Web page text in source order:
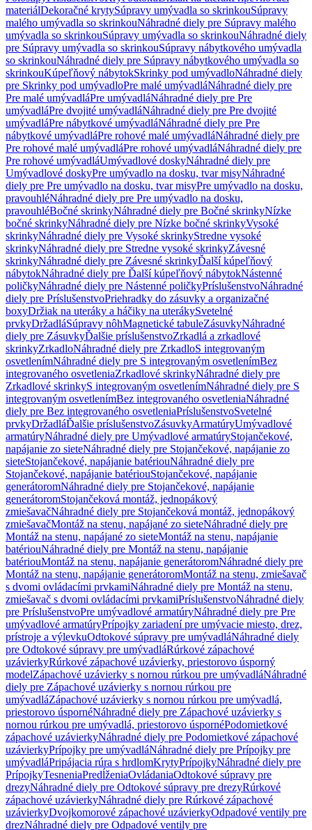
materiálDekoračné krytySúpravy umývadla so skrinkouSúpravy
malého umývadla so skrinkouNáhradné diely pre Súpravy malého
umývadla so skrinkouSúpravy umývadla so skrinkouNáhradné diely
pre Súpravy umývadla so skrinkouSúpravy nábytkového umývadla
so skrinkouNáhradné diely pre Súpravy nábytkového umývadla so
skrinkouKúpeľňový nábytokSkrinky pod umývadloNáhradné diely
pre Skrinky pod umývadloPre malé umývadláNáhradné diely pre
Pre malé umývadláPre umývadláNáhradné diely pre Pre
umývadláPre dvojité umývadláNáhradné diely pre Pre dvojité
umývadláPre nábytkové umývadláNáhradné diely pre Pre
nábytkové umývadláPre rohové malé umývadláNáhradné diely pre
Pre rohové malé umývadláPre rohové umývadláNáhradné diely pre
Pre rohové umývadláUmývadlové doskyNáhradné diely pre
Umývadlové doskyPre umývadlo na dosku, tvar misyNáhradné
diely pre Pre umývadlo na dosku, tvar misyPre umývadlo na dosku,
pravouhléNáhradné diely pre Pre umývadlo na dosku,
pravouhléBočné skrinkyNáhradné diely pre Bočné skrinkyNízke
bočné skrinkyNáhradné diely pre Nízke bočné skrinkyVysoké
skrinkyNáhradné diely pre Vysoké skrinkyStredne vysoké
skrinkyNáhradné diely pre Stredne vysoké skrinkyZávesné
skrinkyNáhradné diely pre Závesné skrinkyĎalší kúpeľňový
nábytokNáhradné diely pre Ďalší kúpeľňový nábytokNástenné
poličkyNáhradné diely pre Nástenné poličkyPríslušenstvoNáhradné
diely pre PríslušenstvoPriehradky do zásuvky a organizačné
boxyDržiak na uteráky a háčiky na uterákySvetelné
prvkyDržadláSúpravy nôhMagnetické tabuleZásuvkyNáhradné
diely pre ZásuvkyĎalšie príslušenstvoZrkadlá a zrkadlové
skrinkyZrkadloNáhradné diely pre ZrkadloS integrovaným
osvetlenímNáhradné diely pre S integrovaným osvetlenímBez
integrovaného osvetleniaZrkadlové skrinkyNáhradné diely pre
Zrkadlové skrinkyS integrovaným osvetlenímNáhradné diely pre S
integrovaným osvetlenímBez integrovaného osvetleniaNáhradné
diely pre Bez integrovaného osvetleniaPríslušenstvoSvetelné
prvkyDržadláĎalšie príslušenstvoZásuvkyArmatúryUmývadlové
armatúryNáhradné diely pre Umývadlové armatúryStojančekové,
napájanie zo sieteNáhradné diely pre Stojančekové, napájanie zo
sieteStojančekové, napájanie batériouNáhradné diely pre
Stojančekové, napájanie batériouStojančekové, napájanie
generátoromNáhradné diely pre Stojančekové, napájanie
generátoromStojančeková montáž, jednopákový
zmiešavačNáhradné diely pre Stojančeková montáž, jednopákový
zmiešavačMontáž na stenu, napájané zo sieteNáhradné diely pre
Montáž na stenu, napájané zo sieteMontáž na stenu, napájanie
batériouNáhradné diely pre Montáž na stenu, napájanie
batériouMontáž na stenu, napájanie generátoromNáhradné diely pre
Montáž na stenu, napájanie generátoromMontáž na stenu, zmiešavač
s dvomi ovládacími prvkamiNáhradné diely pre Montáž na stenu,
zmiešavač s dvomi ovládacími prvkamiPríslušenstvoNáhradné diely
pre PríslušenstvoPre umývadlové armatúryNáhradné diely pre Pre
umývadlové armatúryPrípojky zariadení pre umývacie miesto, drez,
prístroje a výlevkuOdtokové súpravy pre umývadláNáhradné diely
pre Odtokové súpravy pre umývadláRúrkové zápachové
uzávierkyRúrkové zápachové uzávierky, priestorovo úsporný
modelZápachové uzávierky s nornou rúrkou pre umývadláNáhradné
diely pre Zápachové uzávierky s nornou rúrkou pre
umývadláZápachové uzávierky s nornou rúrkou pre umývadlá,
priestorovo úspornéNáhradné diely pre Zápachové uzávierky s
nornou rúrkou pre umývadlá, priestorovo úspornéPodomietkové
zápachové uzávierkyNáhradné diely pre Podomietkové zápachové
uzávierkyPrípojky pre umývadláNáhradné diely pre Prípojky pre
umývadláPripájacia rúra s hrdlomKrytyPrípojkyNáhradné diely pre
PrípojkyTesneniaPredĺženiaOvládaniaOdtokové súpravy pre
drezyNáhradné diely pre Odtokové súpravy pre drezyRúrkové
zápachové uzávierkyNáhradné diely pre Rúrkové zápachové
uzávierkyDvojkomorové zápachové uzávierkyOdpadové ventily pre
drezNáhradné diely pre Odpadové ventily pre